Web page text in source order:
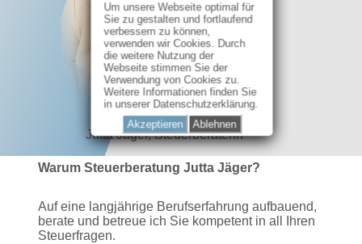
Jutta Jäger, Steuerberaterin
Warum Steuerberatung Jutta Jäger?
Auf eine langjährige Berufserfahrung aufbauend,
berate und betreue ich Sie kompetent in all Ihren
Steuerfragen.
Um unsere Webseite optimal für
Sie zu gestalten und fortlaufend
verbessern zu können,
verwenden wir Cookies. Durch
die weitere Nutzung der
Webseite stimmen Sie der
Verwendung von Cookies zu.
Weitere Informationen finden Sie
in unserer Datenschutzerklärung.
Akzeptieren
Ablehnen